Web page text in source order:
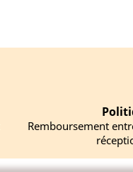
Remboursement